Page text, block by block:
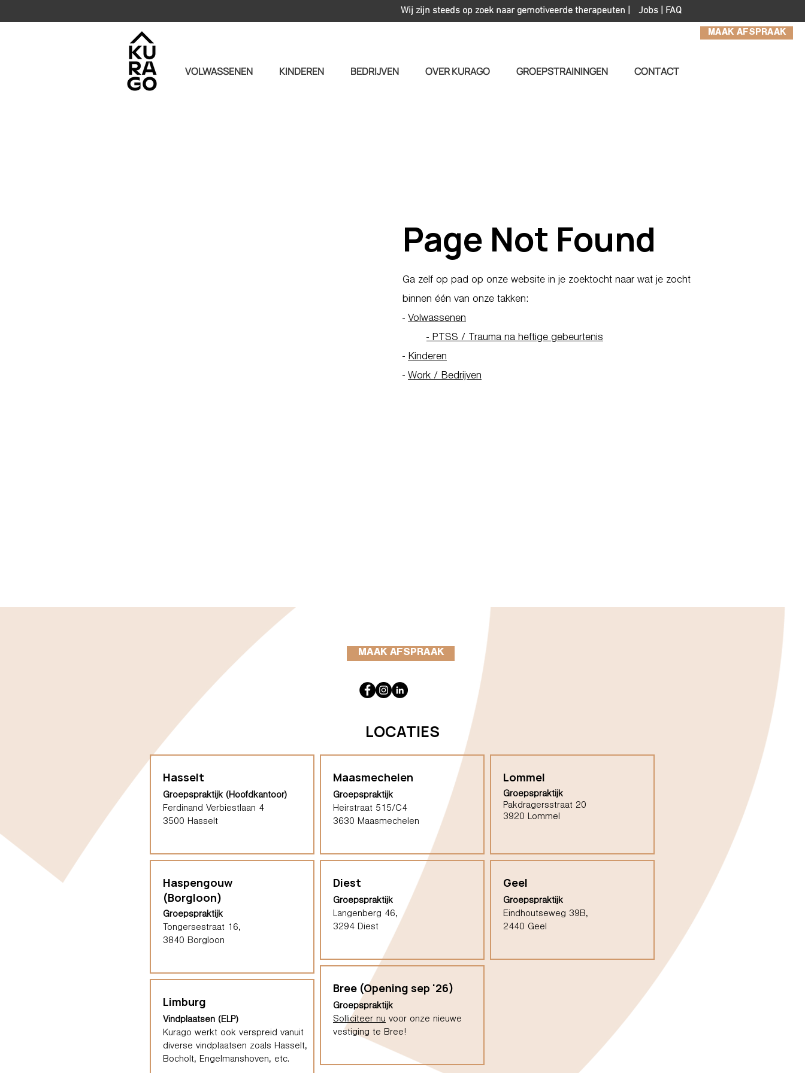
MAAK AFSPRAAK
Jobs | FAQ
Wij zijn steeds op zoek naar gemotiveerde therapeuten |
VOLWASSENEN KINDEREN BEDRIJVEN OVER KURAGO GROEPSTRAININGEN CONTACT
Page Not Found
Ga zelf op pad op onze website in je zoektocht naar wat je zocht
binnen één van onze takken:
- Volwassenen
- PTSS / Trauma na heftige gebeurtenis
- Kinderen
- Work / Bedrijven
MAAK AFSPRAAK
LOCATIES
Hasselt
Groepspraktijk (Hoofdkantoor)
Ferdinand Verbiestlaan 4
3500 Hasselt
Haspengouw
(Borgloon)
Groepspraktijk
Tongersestraat 16,
3840 Borgloon
Limburg
Vindplaatsen (ELP)
Kurago werkt ook verspreid vanuit
diverse vindplaatsen zoals Hasselt,
Bocholt, Engelmanshoven, etc.
Maasmechelen
Groepspraktijk
Heirstraat 515/C4
3630 Maasmechelen
Diest
Groepspraktijk
Langenberg 46,
3294 Diest
Bree (Opening sep '26)
Groepspraktijk
Solliciteer nu voor onze nieuwe
vestiging te Bree!
Lommel
Groepspraktijk
Pakdragersstraat 20
3920 Lommel
Geel
Groepspraktijk
Eindhoutseweg 39B,
2440 Geel